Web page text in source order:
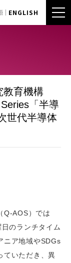
ENGLISH
教育機構
「半導
世代半導体
Q-AOS）では
のランチタイム
ニア地域やSDGs
ていただき、異